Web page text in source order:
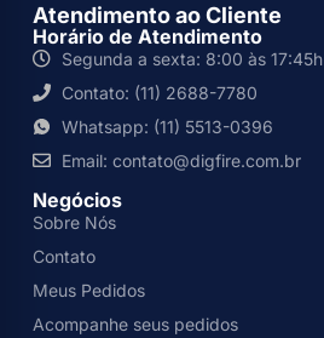
Atendimento ao Cliente
Horário de Atendimento
Segunda a sexta: 8:00 às 17:45h
Contato: (11) 2688-7780
Whatsapp: (11) 5513-0396
Email: contato@digfire.com.br
Negócios
Sobre Nós
Contato
Meus Pedidos
Acompanhe seus pedidos